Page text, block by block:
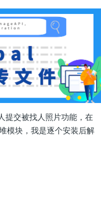
交被找人照片功能，在
模块，我是逐个安装后解